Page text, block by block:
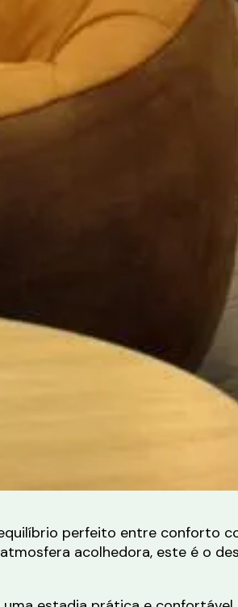
perfeito entre conforto
acolhedora, este é o